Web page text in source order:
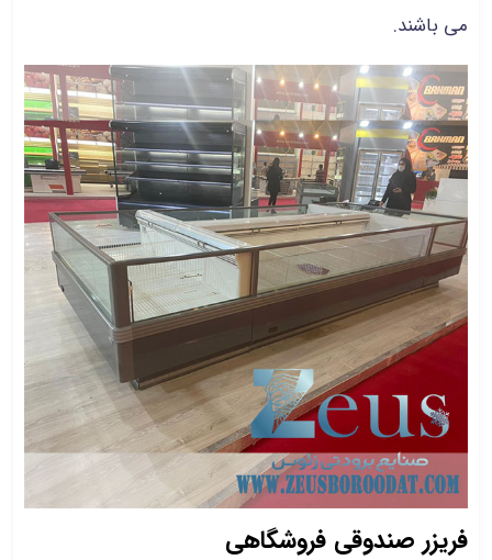
می باشند.
فریزر صندوقی فروشگاهی